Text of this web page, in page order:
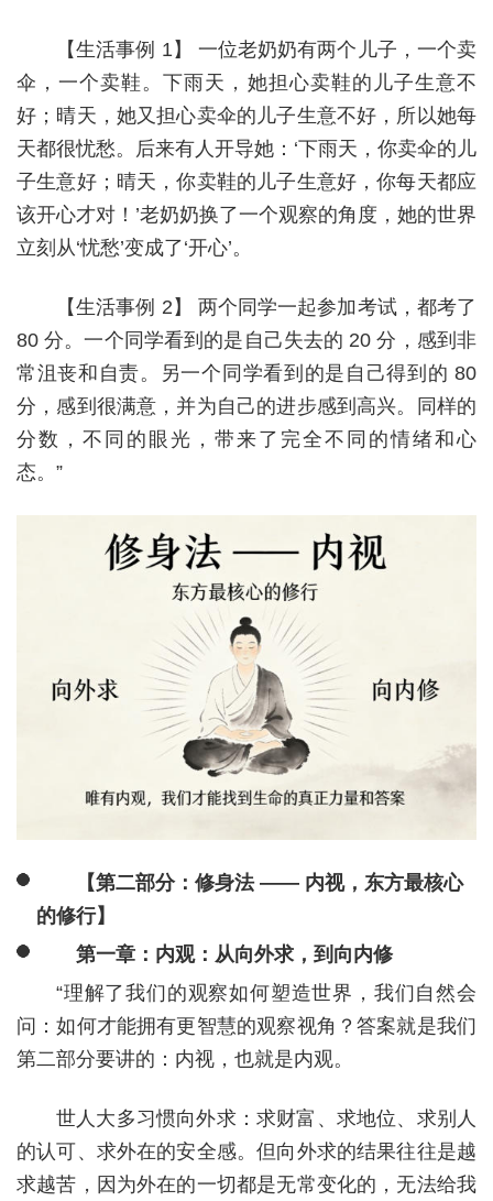
【生活事例 1】 一位老奶奶有两个儿子，一个卖
伞，一个卖鞋。下雨天，她担心卖鞋的儿子生意不
好；晴天，她又担心卖伞的儿子生意不好，所以她每
天都很忧愁。后来有人开导她：‘下雨天，你卖伞的儿
子生意好；晴天，你卖鞋的儿子生意好，你每天都应
该开心才对！’老奶奶换了一个观察的角度，她的世界
立刻从‘忧愁’变成了‘开心’。
【生活事例 2】 两个同学一起参加考试，都考了
80 分。一个同学看到的是自己失去的 20 分，感到非
常沮丧和自责。另一个同学看到的是自己得到的 80
分，感到很满意，并为自己的进步感到高兴。同样的
分数，不同的眼光，带来了完全不同的情绪和心
态。”
【第二部分：修身法 —— 内视，东方最核心
的修行】
第一章：内观：从向外求，到向内修
“理解了我们的观察如何塑造世界，我们自然会
问：如何才能拥有更智慧的观察视角？答案就是我们
第二部分要讲的：内视，也就是内观。
世人大多习惯向外求：求财富、求地位、求别人
的认可、求外在的安全感。但向外求的结果往往是越
求越苦，因为外在的一切都是无常变化的，无法给我